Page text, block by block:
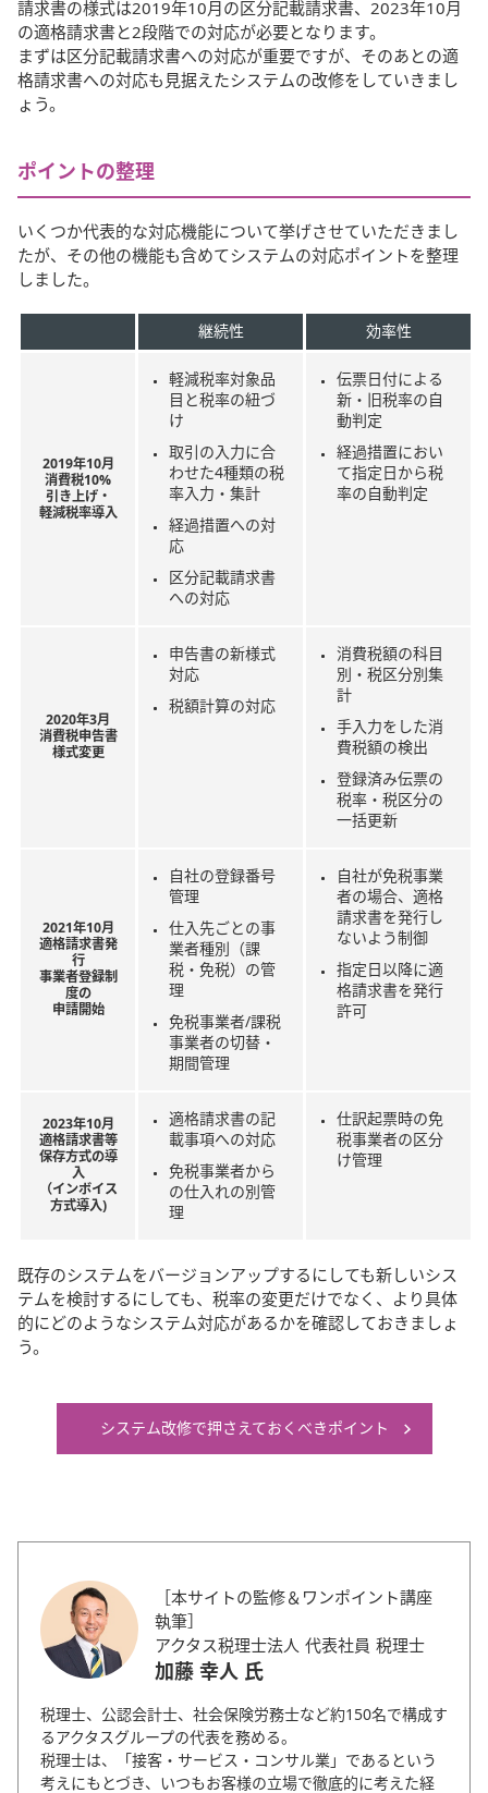
請求書の様式は2019年10月の区分記載請求書、2023年10月
の適格請求書と2段階での対応が必要となります。
まずは区分記載請求書への対応が重要ですが、そのあとの適
格請求書への対応も見据えたシステムの改修をしていきまし
ょう。
ポイントの整理
いくつか代表的な対応機能について挙げさせていただきまし
たが、その他の機能も含めてシステムの対応ポイントを整理
しました。
継続性 効率性
2019年10月
消費税10%
引き上げ・
軽減税率導入
軽減税率対象品
目と税率の紐づ
け
取引の入力に合
わせた4種類の税
率入力・集計
経過措置への対
応
区分記載請求書
への対応
伝票日付による
新・旧税率の自
動判定
経過措置におい
て指定日から税
率の自動判定
2020年3月
消費税申告書
様式変更
申告書の新様式
対応
税額計算の対応
消費税額の科目
別・税区分別集
計
手入力をした消
費税額の検出
登録済み伝票の
税率・税区分の
一括更新
2021年10月
適格請求書発
行
事業者登録制
度の
申請開始
自社の登録番号
管理
仕入先ごとの事
業者種別（課
税・免税）の管
理
免税事業者/課税
事業者の切替・
期間管理
自社が免税事業
者の場合、適格
請求書を発行し
ないよう制御
指定日以降に適
格請求書を発行
許可
2023年10月
適格請求書等
保存方式の導
入
（インボイス
方式導入)
適格請求書の記
載事項への対応
免税事業者から
の仕入れの別管
理
仕訳起票時の免
税事業者の区分
け管理
既存のシステムをバージョンアップするにしても新しいシス
テムを検討するにしても、税率の変更だけでなく、より具体
的にどのようなシステム対応があるかを確認しておきましょ
う。
システム改修で押さえておくべきポイント
［本サイトの監修＆ワンポイント講座
執筆］
アクタス税理士法人 代表社員 税理士
加藤 幸人 氏
税理士、公認会計士、社会保険労務士など約150名で構成す
るアクタスグループの代表を務める。
税理士は、「接客・サービス・コンサル業」であるという
考えにもとづき、いつもお客様の立場で徹底的に考えた経